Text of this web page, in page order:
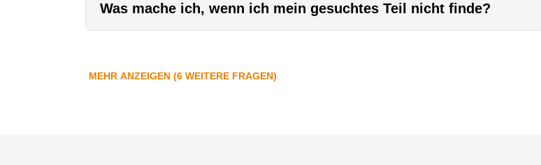
Was mache ich, wenn ich mein gesuchtes Teil nicht finde?
MEHR ANZEIGEN (6 WEITERE FRAGEN)